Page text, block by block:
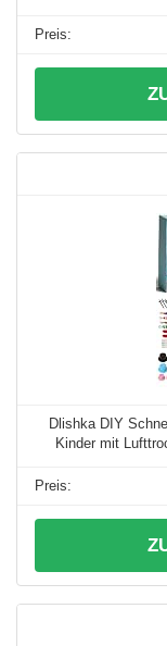
Dlishka DIY
Kinder mit